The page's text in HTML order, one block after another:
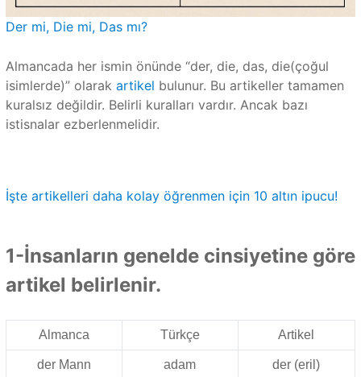
Der mi, Die mi, Das mı?
Almancada her ismin önünde “der, die, das, die(çoğul
isimlerde)” olarak artikel bulunur. Bu artikeller tamamen
kuralsız değildir. Belirli kuralları vardır. Ancak bazı
istisnalar ezberlenmelidir.
İşte artikelleri daha kolay öğrenmen için 10 altın ipucu!
1-İnsanların genelde cinsiyetine göre
artikel belirlenir.
Almanca Türkçe Artikel
der Mann adam der (eril)